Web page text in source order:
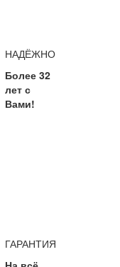
НАДЁЖНО
Более 32
лет с
Вами!
ГАРАНТИЯ